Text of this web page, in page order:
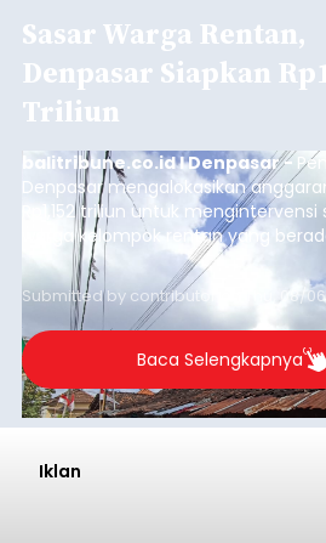
Sasar Warga Rentan,
Denpasar Siapkan
Triliun
balitribune.co.id I Denpasar -
Denpasar mengalokasikan
Rp1,152 triliun untuk
warga kelompok rentan yang
garis kemiskinan. Langkah
guna menjaga masyarakat yang
kelompok desil 5 dan 6 tersebut
merosot ke kategori miskin.
Submitted by contributor Thu, 08/
Baca Selengkapnya
Iklan